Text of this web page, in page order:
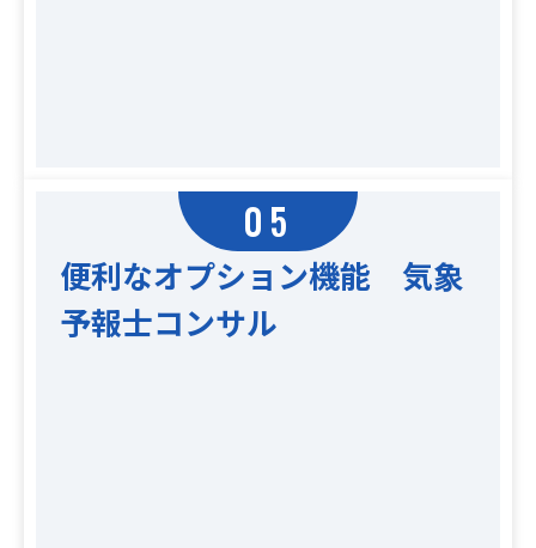
05
便利なオプション機能 気象
予報士コンサル